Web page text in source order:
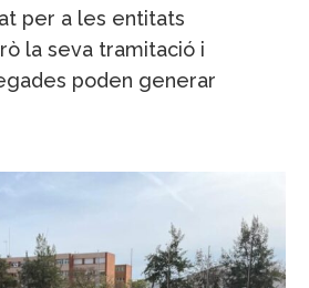
per a les entitats
la seva tramitació i
poden generar